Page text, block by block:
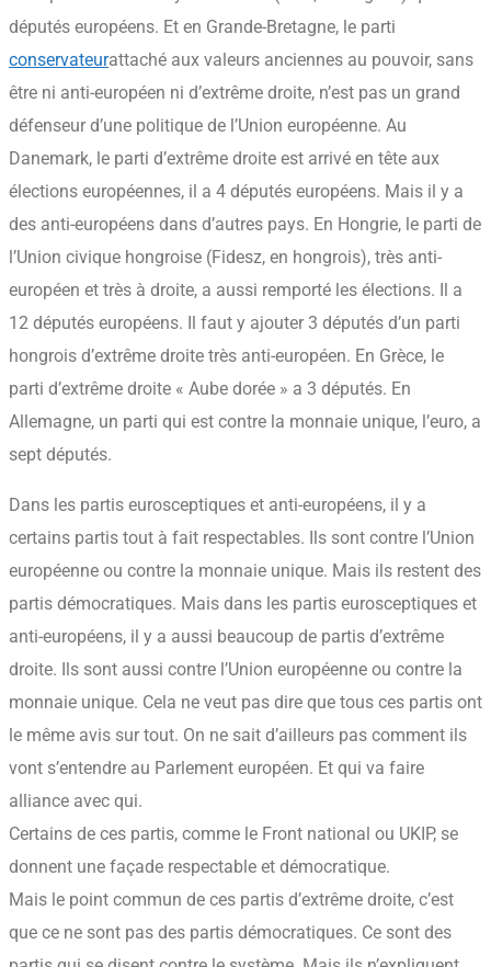
députés européens. Et en Grande-Bretagne, le parti
conservateurattaché aux valeurs anciennes au pouvoir, sans
être ni anti-européen ni d’extrême droite, n’est pas un grand
défenseur d’une politique de l’Union européenne. Au
Danemark, le parti d’extrême droite est arrivé en tête aux
élections européennes, il a 4 députés européens. Mais il y a
des anti-européens dans d’autres pays. En Hongrie, le parti de
l’Union civique hongroise (Fidesz, en hongrois), très anti-
européen et très à droite, a aussi remporté les élections. Il a
12 députés européens. Il faut y ajouter 3 députés d’un parti
hongrois d’extrême droite très anti-européen. En Grèce, le
parti d’extrême droite « Aube dorée » a 3 députés. En
Allemagne, un parti qui est contre la monnaie unique, l’euro, a
sept députés.
Dans les partis eurosceptiques et anti-européens, il y a
certains partis tout à fait respectables. Ils sont contre l’Union
européenne ou contre la monnaie unique. Mais ils restent des
partis démocratiques. Mais dans les partis eurosceptiques et
anti-européens, il y a aussi beaucoup de partis d’extrême
droite. Ils sont aussi contre l’Union européenne ou contre la
monnaie unique. Cela ne veut pas dire que tous ces partis ont
le même avis sur tout. On ne sait d’ailleurs pas comment ils
vont s’entendre au Parlement européen. Et qui va faire
alliance avec qui.
Certains de ces partis, comme le Front national ou UKIP, se
donnent une façade respectable et démocratique.
Mais le point commun de ces partis d’extrême droite, c’est
que ce ne sont pas des partis démocratiques. Ce sont des